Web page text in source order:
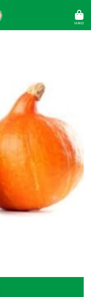
MAND